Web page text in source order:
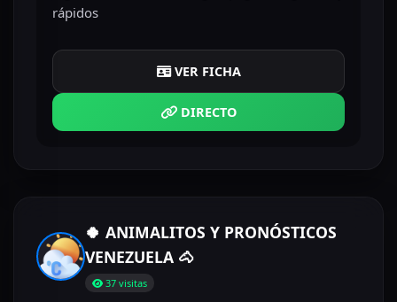
rápidos
VER FICHA
DIRECTO
🍀 ANIMALITOS Y PRONÓSTICOS
VENEZUELA 🐴
37 visitas